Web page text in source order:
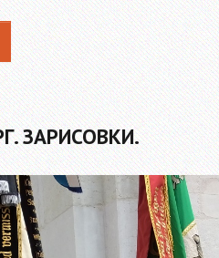
ЗАРИСОВКИ.